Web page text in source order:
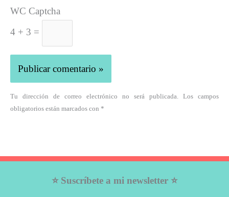
WC Captcha
4 + 3 =
Tu dirección de correo electrónico no será publicada. Los campos
obligatorios están marcados con *
⭐ Suscríbete a mi newsletter ⭐